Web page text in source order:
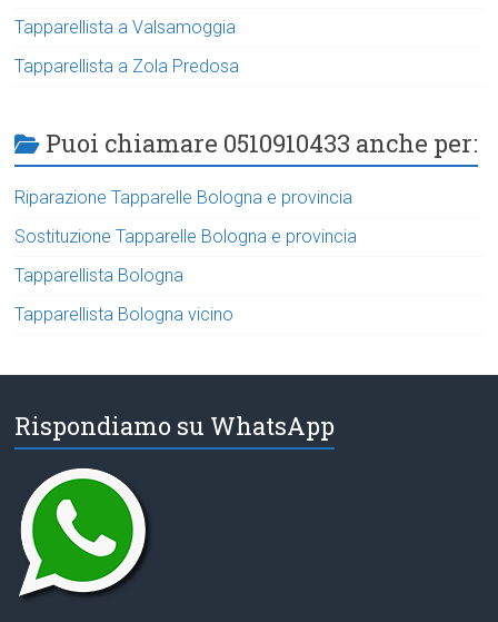
Tapparellista a Valsamoggia
Tapparellista a Zola Predosa
Puoi chiamare 0510910433 anche per:
Riparazione Tapparelle Bologna e provincia
Sostituzione Tapparelle Bologna e provincia
Tapparellista Bologna
Tapparellista Bologna vicino
Rispondiamo su WhatsApp